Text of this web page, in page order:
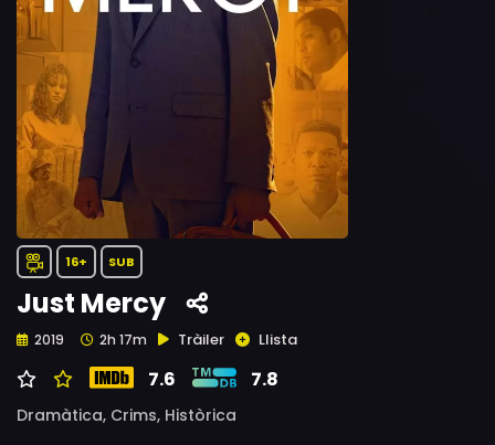
16+ SUB
Just Mercy
2019 2h 17m Tràiler Llista
7.6 7.8
Dramàtica, Crims, Històrica